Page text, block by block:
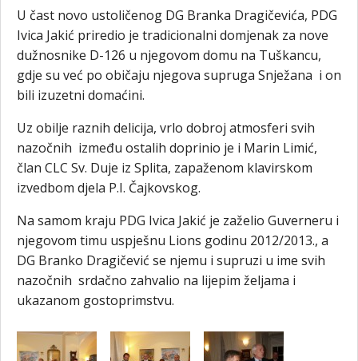
U čast novo ustoličenog DG Branka Dragičevića, PDG
Ivica Jakić priredio je tradicionalni domjenak za nove
dužnosnike D-126 u njegovom domu na Tuškancu,
gdje su već po običaju njegova supruga Snježana i on
bili izuzetni domaćini.
Uz obilje raznih delicija, vrlo dobroj atmosferi svih
nazočnih između ostalih doprinio je i Marin Limić,
član CLC Sv. Duje iz Splita, zapaženom klavirskom
izvedbom djela P.I. Čajkovskog.
Na samom kraju PDG Ivica Jakić je zaželio Guverneru i
njegovom timu uspješnu Lions godinu 2012/2013., a
DG Branko Dragičević se njemu i supruzi u ime svih
nazočnih srdačno zahvalio na lijepim željama i
ukazanom gostoprimstvu.